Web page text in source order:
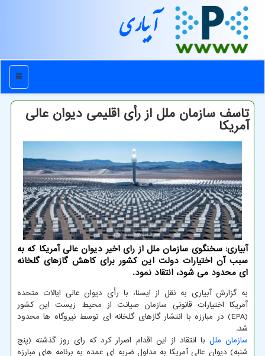
آبیاری
منو
تاسف سازمان ملل از رأی اقلیمی دیوان عالی
آمریکا
آبیاری: سخنگوی سازمان ملل از رای اخیر دیوان عالی آمریکا که به
سبب آن اختیارات دولت این کشور برای کاهش گازهای گلخانه
ای محدود می شود، انتقاد نمود.
به گزارش آبیاری به نقل از ایسنا، با رأی دیوان عالی ایالات متحده
آمریکا اختیارات قانونی سازمان صیانت از محیط زیست این کشور
(EPA) در مبارزه با انتشار گازهای گلخانه ای توسط نیروگاه ها محدود
شد.
سازمان ملل با انتقاد از این اقدام اصرار کرد که رای روز گذشته (پنج
شنبه) دیوان عالی آمریکا به مدلول ضربه ای عمده به برنامه های مبارزه